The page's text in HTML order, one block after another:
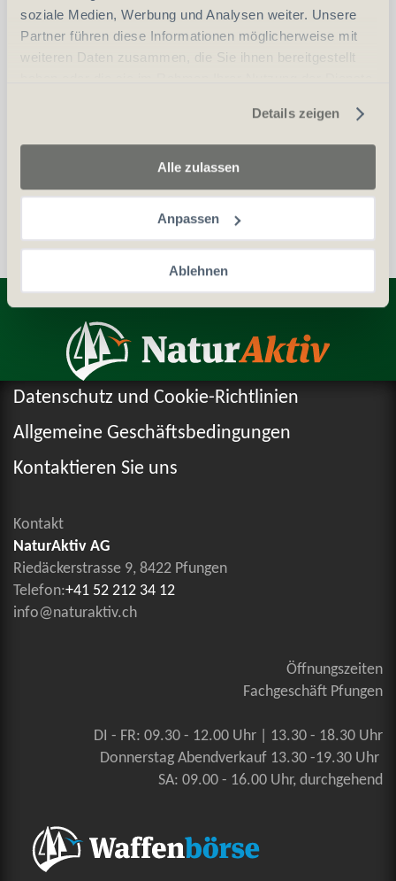
soziale Medien, Werbung und Analysen weiter. Unsere
Partner führen diese Informationen möglicherweise mit
weiteren Daten zusammen, die Sie ihnen bereitgestellt
Details zeigen
Alle zulassen
Anpassen
Ablehnen
Auszug aus dem Zentralstrafregister (ZSA)
Entdecken Sie weitere Produkte
Datenschutz und Cookie-Richtlinien
Allgemeine Geschäftsbedingungen
Kontaktieren Sie uns
Kontakt
NaturAktiv AG
Riedäckerstrasse 9, 8422 Pfungen
Telefon:+41 52 212 34 12
info@naturaktiv.ch
Öffnungszeiten
Fachgeschäft Pfungen
DI - FR: 09.30 - 12.00 Uhr | 13.30 - 18.30 Uhr
Donnerstag Abendverkauf 13.30 -19.30 Uhr
SA: 09.00 - 16.00 Uhr, durchgehend